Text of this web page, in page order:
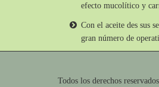
efecto mucolítico y
Con el aceite des sus
gran número de
Todos los derechos reservados